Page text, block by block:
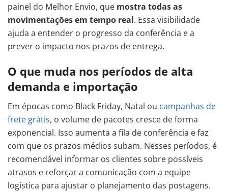
painel do Melhor Envio, que mostra todas as
movimentações em tempo real. Essa visibilidade
ajuda a entender o progresso da conferência e a
prever o impacto nos prazos de entrega.
O que muda nos períodos de alta
demanda e importação
Em épocas como Black Friday, Natal ou campanhas de
frete grátis, o volume de pacotes cresce de forma
exponencial. Isso aumenta a fila de conferência e faz
com que os prazos médios subam. Nesses períodos, é
recomendável informar os clientes sobre possíveis
atrasos e reforçar a comunicação com a equipe
logística para ajustar o planejamento das postagens.